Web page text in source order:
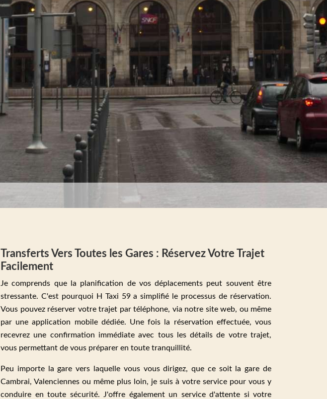
Transferts Vers Toutes les Gares : Réservez Votre Trajet
Facilement
Je comprends que la planification de vos déplacements peut souvent être
stressante. C'est pourquoi H Taxi 59 a simplifié le processus de réservation.
Vous pouvez réserver votre trajet par téléphone, via notre site web, ou même
par une application mobile dédiée. Une fois la réservation effectuée, vous
recevrez une confirmation immédiate avec tous les détails de votre trajet,
vous permettant de vous préparer en toute tranquillité.
Peu importe la gare vers laquelle vous vous dirigez, que ce soit la gare de
Cambrai, Valenciennes ou même plus loin, je suis à votre service pour vous y
conduire en toute sécurité. J'offre également un service d'attente si votre